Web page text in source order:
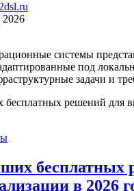
2026
системы
под
задачи и
бесплатных
в 2026